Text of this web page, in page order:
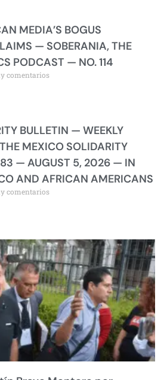
MEDIA’S BOGUS
— SOBERANIA, THE
PODCAST — NO. 114
comentarios
BULLETIN — WEEKLY
MEXICO SOLIDARITY
— AUGUST 5, 2026 — IN
AND AFRICAN AMERICANS
comentarios